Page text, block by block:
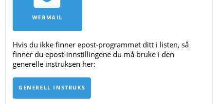
WEBMAIL
Hvis du ikke finner epost-programmet ditt i listen, så
finner du epost-innstillingene du må bruke i den
generelle instruksen her:
GENERELL INSTRUKS